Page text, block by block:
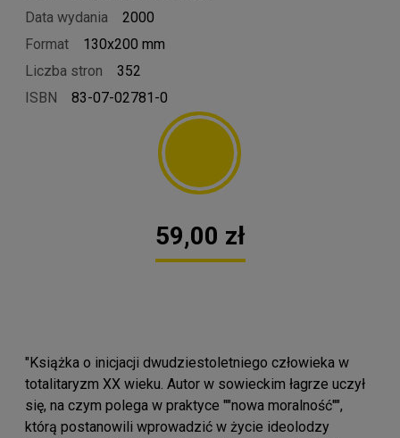
Data wydania
2000
Format
130x200 mm
Liczba stron
352
ISBN
83-07-02781-0
59,00 zł
"Książka o inicjacji dwudziestoletniego człowieka w
totalitaryzm XX wieku. Autor w sowieckim łagrze uczył
się, na czym polega w praktyce ""nowa moralność"",
którą postanowili wprowadzić w życie ideolodzy